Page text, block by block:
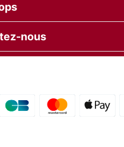
nous